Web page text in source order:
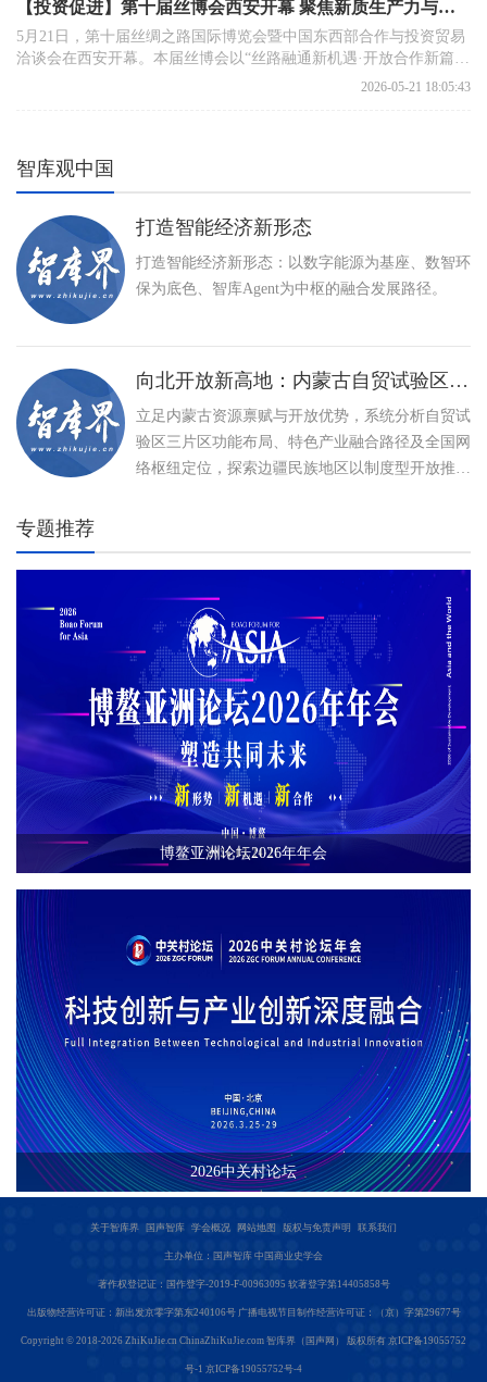
重点。
【投资促进】第十届丝博会西安开幕 聚焦新质生产力与丝路合作新机
5月21日，第十届丝绸之路国际博览会暨中国东西部合作与投资贸易
洽谈会在西安开幕。本届丝博会以“丝路融通新机遇·开放合作新篇
章”为主题，设置六大展区，总展示面积达7.2万平方米，将举行为期
2026-05-21 18:05:43
智库观中国
打造智能经济新形态
打造智能经济新形态：以数字能源为基座、数智环
保为底色、智库Agent为中枢的融合发展路径。
向北开放新高地：内蒙古自贸试验区建设与特色产业高质量发展路径
立足内蒙古资源禀赋与开放优势，系统分析自贸试
验区三片区功能布局、特色产业融合路径及全国网
络枢纽定位，探索边疆民族地区以制度型开放推动
专题推荐
博鳌亚洲论坛2026年年会
2026中关村论坛
关于智库界 国声智库 学会概况 网站地图 版权与免责声明 联系我们
主办单位：国声智库 中国商业史学会
著作权登记证：国作登字-2019-F-00963095 软著登字第14405858号
出版物经营许可证：新出发京零字第东240106号 广播电视节目制作经营许可证：（京）字第29677号
Copyright © 2018-2026 ZhiKuJie.cn ChinaZhiKuJie.com 智库界（国声网） 版权所有 京ICP备19055752
号-1 京ICP备19055752号-4